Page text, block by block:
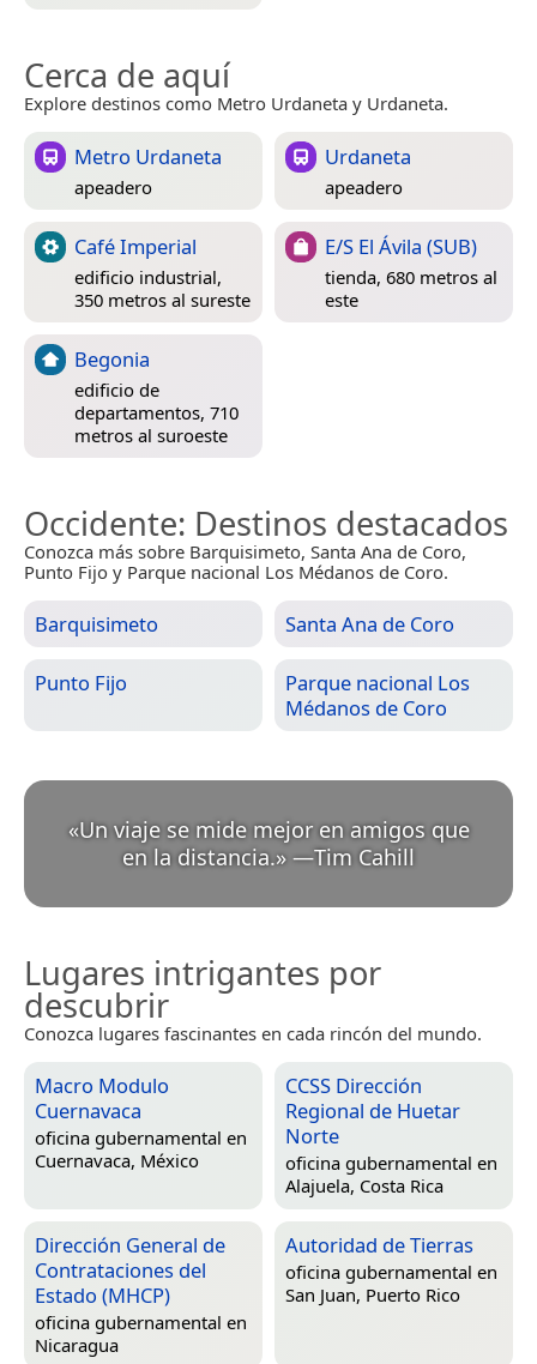
Cerca de aquí
Explore destinos como Metro Urdaneta y Urdaneta.
Metro Urdaneta
apeadero
Urdaneta
apeadero
Café Imperial
edificio industrial,
350 metros al sureste
E/S El Ávila (SUB)
tienda, 680 metros al
este
Begonia
edificio de
departamentos, 710
metros al suroeste
Occidente: Destinos destacados
Conozca más sobre Barquisimeto, Santa Ana de Coro,
Punto Fijo y Parque nacional Los Médanos de Coro.
Barquisimeto Santa Ana de Coro
Punto Fijo
Parque nacional Los
Médanos de Coro
«Un viaje se mide mejor en amigos que
en la distancia.» —Tim Cahill
Lugares intrigantes por
descubrir
Conozca lugares fascinantes en cada rincón del mundo.
Macro Modulo
Cuernavaca
oficina gubernamental en
Cuernavaca, México
CCSS Dirección
Regional de Huetar
Norte
oficina gubernamental en
Alajuela, Costa Rica
Dirección General de
Contrataciones del
Estado (MHCP)
oficina gubernamental en
Nicaragua
Autoridad de Tierras
oficina gubernamental en
San Juan, Puerto Rico